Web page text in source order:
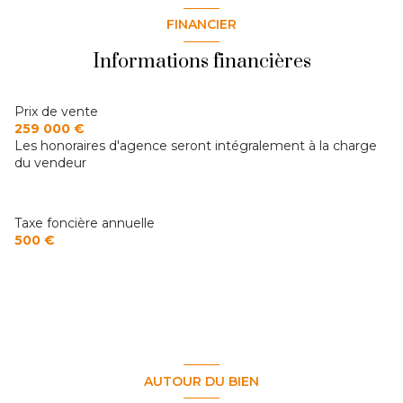
FINANCIER
Informations financières
Prix de vente
259 000 €
Les honoraires d'agence seront intégralement à la charge
du vendeur
Taxe foncière annuelle
500 €
AUTOUR DU BIEN